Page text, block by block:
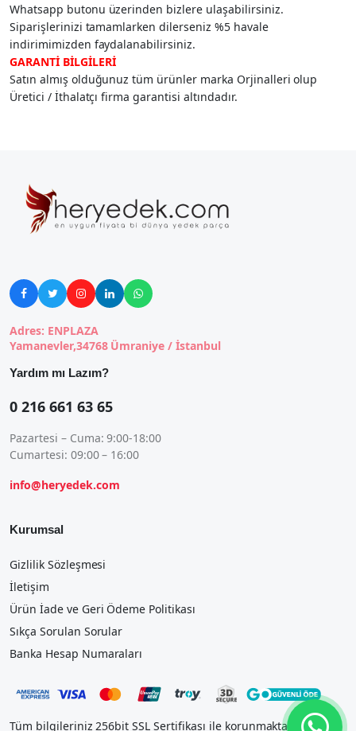
Whatsapp butonu üzerinden bizlere ulaşabilirsiniz.
Siparişlerinizi tamamlarken dilerseniz %5 havale
indirimimizden faydalanabilirsiniz.
GARANTİ BİLGİLERİ
Satın almış olduğunuz tüm ürünler marka Orjinalleri olup
Üretici / İthalatçı firma garantisi altındadır.
    
Adres: ENPLAZA
Yamanevler,34768 Ümraniye / İstanbul
Yardım mı Lazım?
0 216 661 63 65
Pazartesi – Cuma: 9:00-18:00
Cumartesi: 09:00 – 16:00
info@heryedek.com
Kurumsal
Gizlilik Sözleşmesi
İletişim
Ürün İade ve Geri Ödeme Politikası
Sıkça Sorulan Sorular
Banka Hesap Numaraları
Tüm bilgileriniz 256bit SSL Sertifikası ile korunmaktadır.